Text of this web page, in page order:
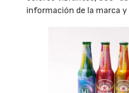
información de la marca